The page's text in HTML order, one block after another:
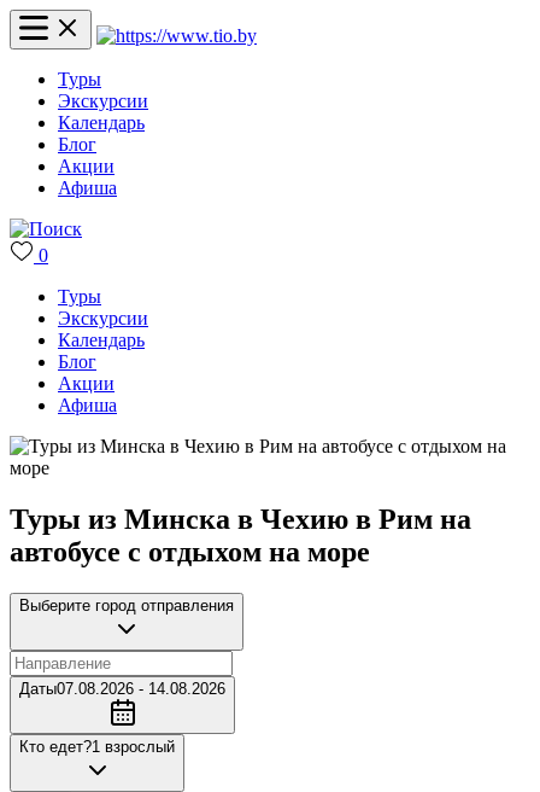
Туры
Экскурсии
Календарь
Блог
Акции
Афиша
0
Туры
Экскурсии
Календарь
Блог
Акции
Афиша
Туры из Минска в Чехию в Рим на
автобусе с отдыхом на море
Выберите город отправления
Даты07.08.2026 - 14.08.2026
Кто едет?1 взрослый